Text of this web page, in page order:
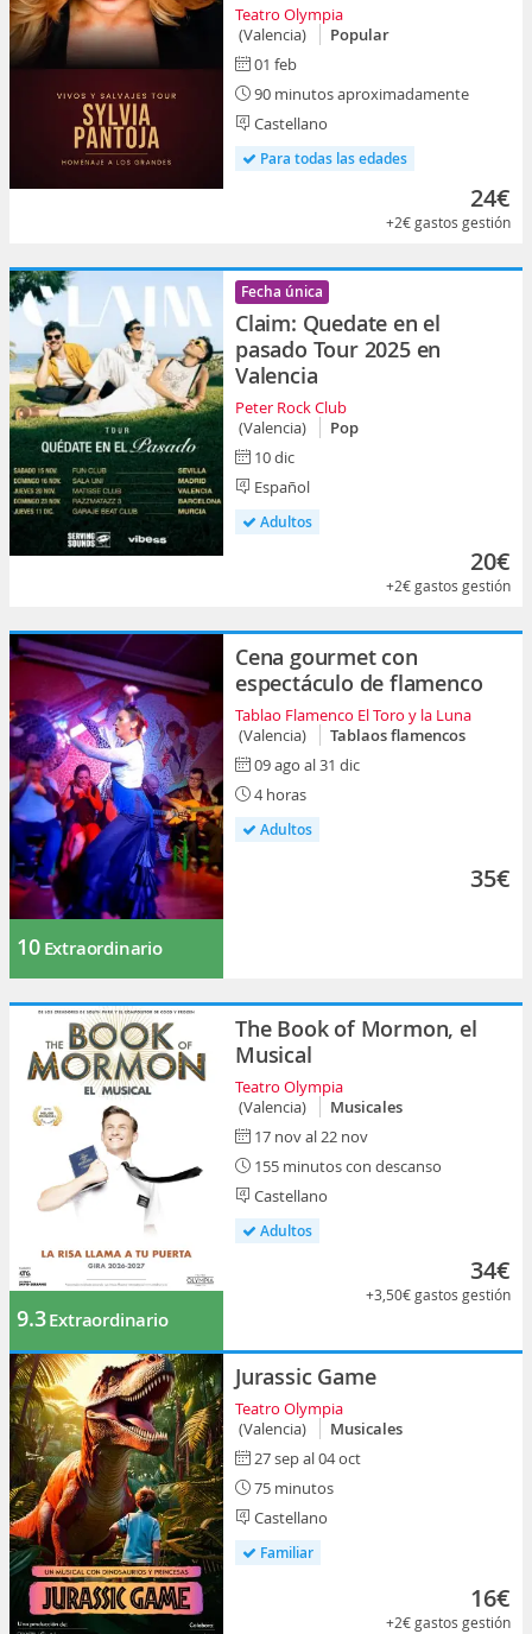
Teatro Olympia
(Valencia)
Popular
01 feb
90 minutos aproximadamente
Castellano
Para todas las edades
24€
+2€gastos gestión
Fecha única
Claim: Quedate en el
pasado Tour 2025 en
Valencia
Peter Rock Club
(Valencia)
Pop
10 dic
Español
Adultos
20€
+2€gastos gestión
10 Extraordinario
Cena gourmet con
espectáculo de flamenco
Tablao Flamenco El Toro y la Luna
(Valencia)
Tablaos flamencos
09 ago al 31 dic
4 horas
Adultos
35€
9.3Extraordinario
The Book of Mormon, el
Musical
Teatro Olympia
(Valencia)
Musicales
17 nov al 22 nov
155 minutos con descanso
Castellano
Adultos
34€
+3,50€gastos gestión
Jurassic Game
Teatro Olympia
(Valencia)
Musicales
27 sep al 04 oct
75 minutos
Castellano
Familiar
16€
+2€gastos gestión